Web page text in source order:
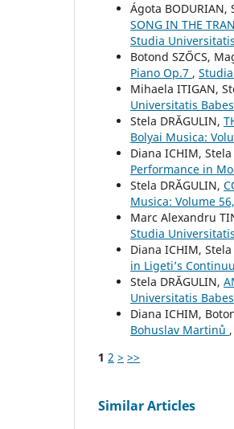
Ágota BODURIAN,
SONG IN THE
Studia
Botond SZŐCS,
Piano Op.7 ,
Mihaela ITIGAN,
Universitatis
Stela DRĂGULIN,
Bolyai Musica:
Diana ICHIM, Stela
Performance in
Stela DRĂGULIN,
Musica: Volume
Marc Alexandru
Studia
Diana ICHIM, Stela
in Ligeti’s
Stela DRĂGULIN,
Universitatis
Diana ICHIM,
Bohuslav Martinů ,
1 2 > >>
Similar Articles